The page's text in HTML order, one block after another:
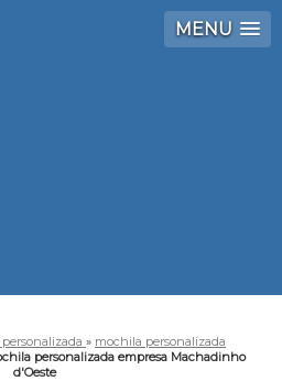
MENU
» mochila personalizada
personalizada empresa Machadinho
d'Oeste